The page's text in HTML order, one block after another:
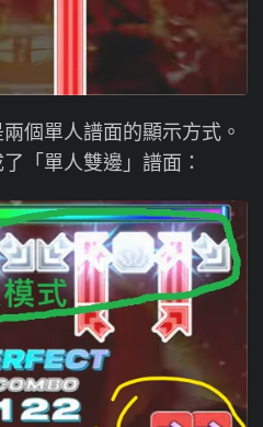
單人譜面的顯示方式。
「單人雙邊」譜面：